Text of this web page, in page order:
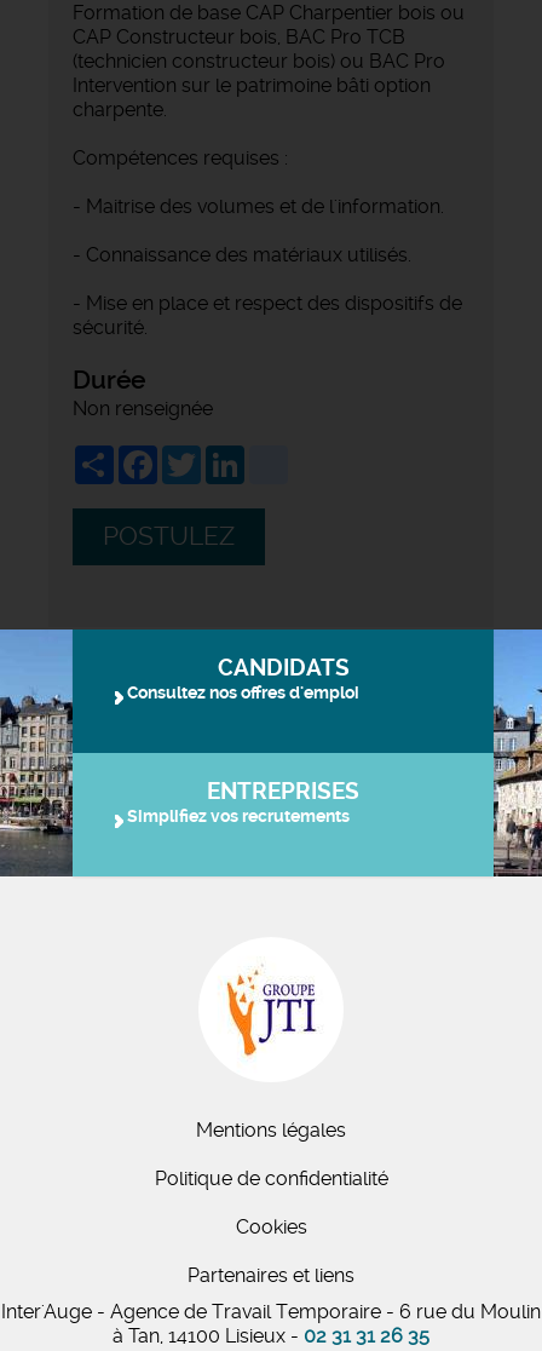
Formation de base CAP Charpentier bois ou
CAP Constructeur bois, BAC Pro TCB
(technicien constructeur bois) ou BAC Pro
Intervention sur le patrimoine bâti option
charpente.
Compétences requises :
- Maitrise des volumes et de l'information.
- Connaissance des matériaux utilisés.
- Mise en place et respect des dispositifs de
sécurité.
Durée
Non renseignée
ShareFacebook
Twitter
POSTULEZ
CANDIDATS
Consultez nos offres d'emploi
ENTREPRISES
Simplifiez vos recrutements
Mentions légales
Politique de confidentialité
Cookies
Partenaires et liens
Inter'Auge - Agence de Travail Temporaire - 6 rue du Moulin
à Tan, 14100 Lisieux - 02 31 31 26 35